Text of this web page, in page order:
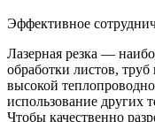
Эффективное
Лазерная резка —
обработки листов,
высокой
использование других
Чтобы качественно